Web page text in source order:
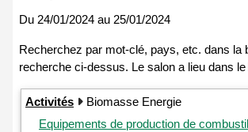
Du 24/01/2024 au 25/01/2024
Activités
Biomasse Energie
Equipements de production de